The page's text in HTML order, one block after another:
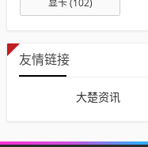
友情链接
大楚资讯